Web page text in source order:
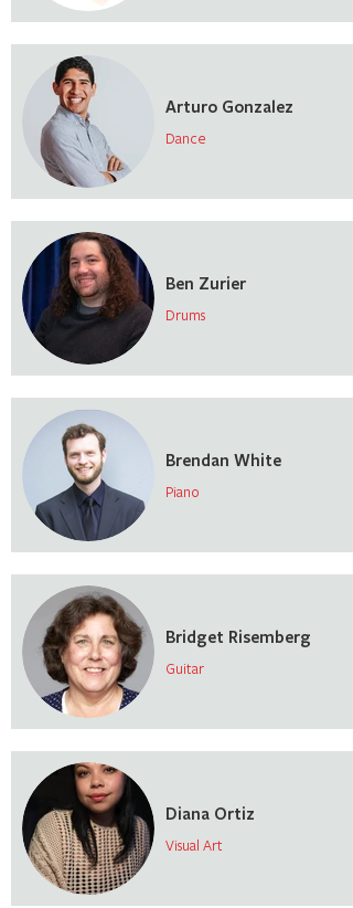
Arturo Gonzalez
Dance
Ben Zurier
Drums
Brendan White
Piano
Bridget Risemberg
Guitar
Diana Ortiz
Visual Art